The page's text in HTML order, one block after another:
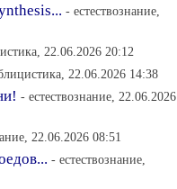
- естествознание,
22.06.2026 20:12
22.06.2026 14:38
- естествознание, 22.06.2026
22.06.2026 08:51
- естествознание,